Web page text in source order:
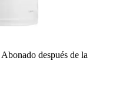
Abonado después de la